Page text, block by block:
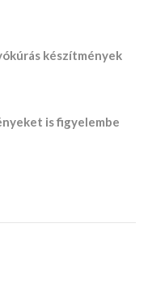
készítmények
is figyelembe